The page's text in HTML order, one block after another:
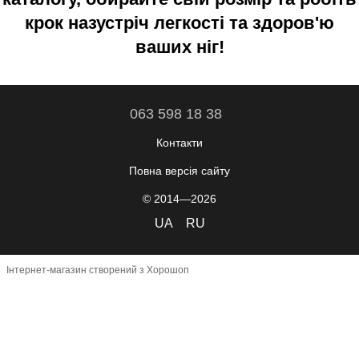
крок назустріч легкості та здоров'ю
ваших ніг!
063 598 18 38
Контакти
Повна версія сайту
© 2014—2026
UA RU
Інтернет-магазин створений з Хорошоп